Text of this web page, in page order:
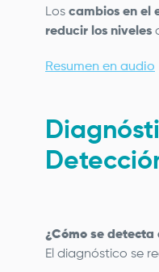
Los cambios en el
reducir los niveles
Resumen en audio
¿Cómo se detecta
El diagnóstico se